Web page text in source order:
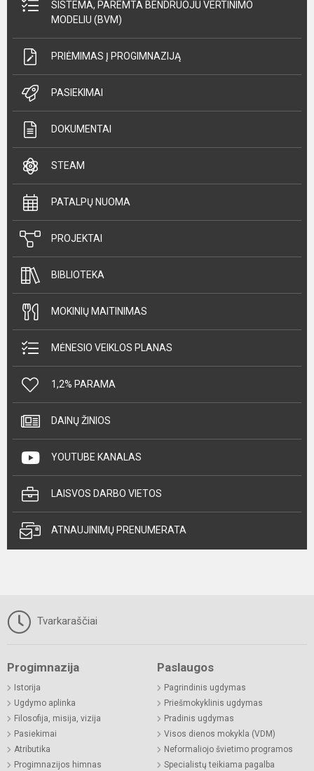
SISTEMA, PAREMTA BENDRUOJU VERTINIMO
MODELIU (BVM)
PRIĖMIMAS Į PROGIMNAZIJĄ
PASIEKIMAI
DOKUMENTAI
STEAM
PATALPŲ NUOMA
PROJEKTAI
BIBLIOTEKA
MOKINIŲ MAITINIMAS
MĖNESIO VEIKLOS PLANAS
1,2% PARAMA
DAINŲ ŽINIOS
YOUTUBE KANALAS
LAISVOS DARBO VIETOS
ATNAUJINIMŲ PRENUMERATA
Tvarkaraščiai
Progimnazija
Istorija
Ugdymo aplinka
Filosofija, misija, vizija
Pasiekimai
Atributika
Progimnazijos himnas
Paslaugos
Pagrindinis ugdymas
Priešmokyklinis ugdymas
Pradinis ugdymas
Visos dienos mokykla (VDM)
Neformaliojo švietimo programos
Specialistų teikiama pagalba